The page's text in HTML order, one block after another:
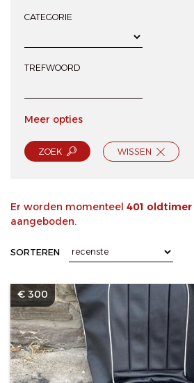
CATEGORIE
TREFWOORD
Meer opties
ZOEK WISSEN
Er worden momenteel 401
aangeboden.
SORTEREN
€ 300